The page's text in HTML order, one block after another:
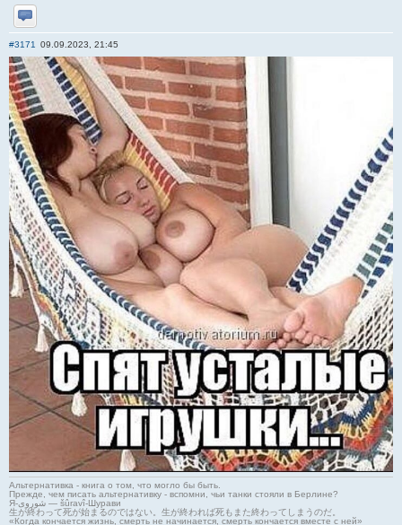
Отправить личное сообщение
#3171 09.09.2023, 21:45
Альтернативка - книга о том, что могло бы быть.
Прежде, чем писать альтернативку - вспомни, чьи танки стояли в Берлине?
Я-شوروی — šûravî-Шурави
生が終わって死が始まるのではない。生が終われば死もまた終わってしまうのだ。
«Когда кончается жизнь, смерть не начинается, смерть кончается вместе с ней»